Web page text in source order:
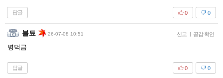
답글 0
0
블툐 26-07-08 10:51 신고 | 공감 확인
병먹금
답글 0
0